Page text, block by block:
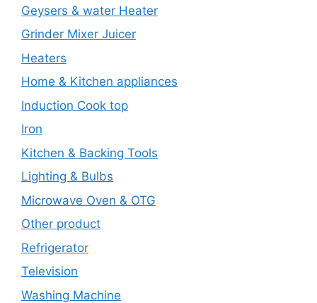
Geysers & water Heater
Grinder Mixer Juicer
Heaters
Home & Kitchen appliances
Induction Cook top
Iron
Kitchen & Backing Tools
Lighting & Bulbs
Microwave Oven & OTG
Other product
Refrigerator
Television
Washing Machine